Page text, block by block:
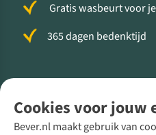
Cookies voor jouw
Bever.nl maakt gebruik van
Gratis wasbeurt voor
365 dagen bedenktijd